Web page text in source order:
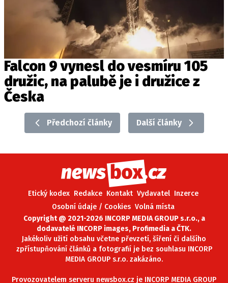
Falcon 9 vynesl do vesmíru 105
družic, na palubě je i družice z
Česka
Předchozí články Další články
Etický kodex Redakce Kontakt Vydavatel Inzerce
Osobní údaje / Cookies Volná místa
Copyright @ 2021-2026 INCORP MEDIA GROUP s.r.o., a
dodavatelé INCORP images, Profimedia a ČTK.
Jakékoliv užití obsahu včetne převzetí, šíření či dalšího
zpřístupňování článků a fotografií je bez souhlasu INCORP
MEDIA GROUP s.r.o. zakázáno.
Provozovatelem serveru newsbox.cz je INCORP MEDIA GROUP